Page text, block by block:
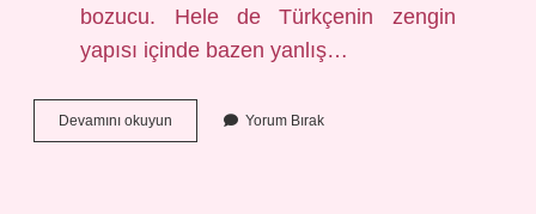
bozucu. Hele de Türkçenin zengin
yapısı içinde bazen yanlış…
Devamını okuyun
zaman
Yorum Bırak